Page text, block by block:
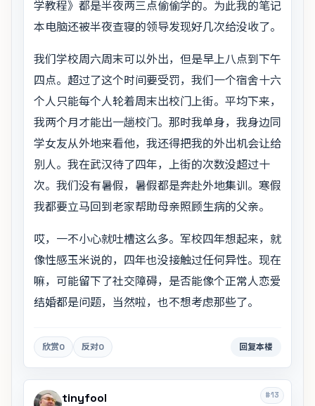
学教程》都是半夜两三点偷偷学的。为此我的笔记
本电脑还被半夜查寝的领导发现好几次给没收了。
我们学校周六周末可以外出，但是早上八点到下午
四点。超过了这个时间要受罚，我们一个宿舍十六
个人只能每个人轮着周末出校门上街。平均下来，
我两个月才能出一趟校门。那时我单身，我身边同
学女友从外地来看他，我还得把我的外出机会让给
别人。我在武汉待了四年，上街的次数没超过十
次。我们没有暑假，暑假都是奔赴外地集训。寒假
我都要立马回到老家帮助母亲照顾生病的父亲。
哎，一不小心就吐槽这么多。军校四年想起来，就
像性感玉米说的，四年也没接触过任何异性。现在
嘛，可能留下了社交障碍，是否能像个正常人恋爱
结婚都是问题，当然啦，也不想考虑那些了。
欣赏0 反对0 回复本楼
#13
tinyfool